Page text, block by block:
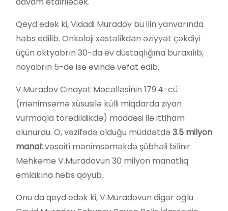
Qeyd edək ki, Vidadi Muradov bu ilin yanvarında
həbs edilib. Onkoloji xəstəlikdən əziyyət çəkdiyi
üçün oktyabrın 30-da ev dustaqlığına buraxılıb,
noyabrın 5-də isə evində vəfat edib.
V.Muradov Cinayət Məcəlləsinin 179.4-cü
(mənimsəmə xüsusilə külli miqdarda ziyan
vurmaqla törədildikdə) maddəsi ilə ittiham
olunurdu. O, vəzifədə olduğu müddətdə3.5 milyon
manatvəsaiti mənimsəməkdə şübhəli bilinir.
Məhkəmə V.Muradovun 30 milyon manatlıq
əmlakına həbs qoyub.
Onu da qeyd edək ki, V.Muradovun digər oğlu